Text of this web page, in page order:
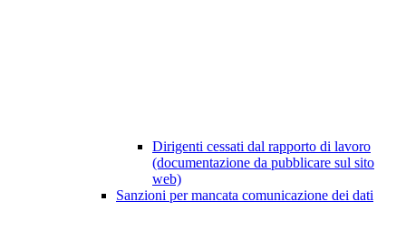
Dirigenti cessati dal rapporto di lavoro
(documentazione da pubblicare sul sito
web)
Sanzioni per mancata comunicazione dei dati